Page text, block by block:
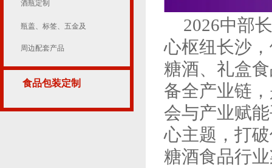
酒瓶定制
瓶盖、标签、五金及
周边配套产品
食品包装定制
2026中部
心枢纽长沙
糖酒、礼盒
备全产业链
会与产业赋
心主题，打
糖酒食品行